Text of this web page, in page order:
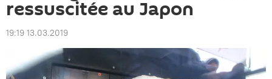
ressuscitée au Japon
19:19 13.03.2019